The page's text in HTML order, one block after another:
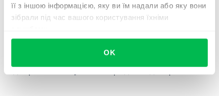
її з іншою інформацією, яку ви їм надали або яку вони
зібрали під час вашого користування їхніми
OK
політик відпусток
в офісі без вирахування днів відпустки,